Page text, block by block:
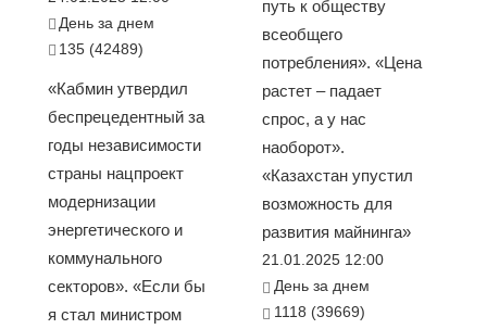
День за днем
135 (42489)
«Кабмин утвердил
беспрецедентный за
годы независимости
страны нацпроект
модернизации
энергетического и
коммунального
секторов». «Если бы
я стал министром
путь к обществу
всеобщего
потребления». «Цена
растет – падает
спрос, а у нас
наоборот».
«Казахстан упустил
возможность для
развития майнинга»
21.01.2025 12:00
День за днем
1118 (39669)